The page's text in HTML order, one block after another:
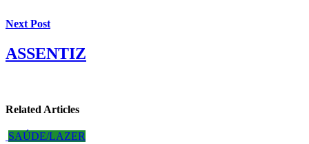
Next Post
ASSENTIZ
Related Articles
SAÚDE/LAZER